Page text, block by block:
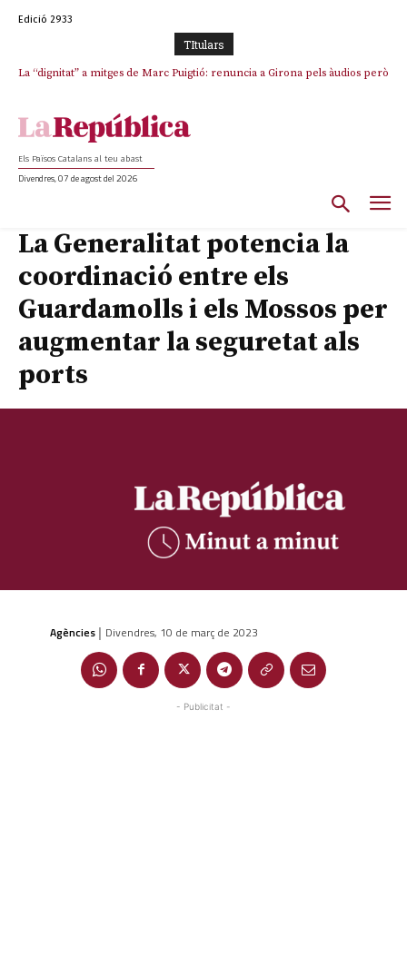
Edició 2933
TItulars
La “dignitat” a mitges de Marc Puigtió: renuncia a Girona pels àudios però
Els Països Catalans al teu abast
Divendres, 07 de agost del 2026
La Generalitat potencia la
coordinació entre els
Guardamolls i els Mossos per
augmentar la seguretat als
ports
Agències | Divendres, 10 de març de 2023
- Publicitat -